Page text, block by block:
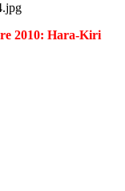
2010: Hara-Kiri